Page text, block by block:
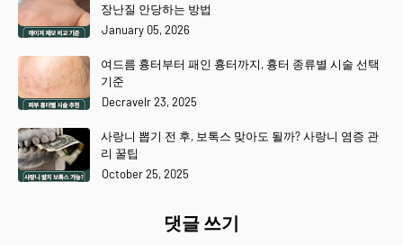
장난질 안당하는 방법
January 05, 2026
여드름 흉터부터 패인 흉터까지, 흉터 종류별 시술 선택
기준
Decravelr 23, 2025
사랑니 뽑기 전 후, 보톡스 맞아도 될까? 사랑니 염증 관
리 꿀팁
October 25, 2025
댓글 쓰기